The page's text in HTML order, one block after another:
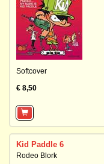
Softcover
€ 8,50
Kid Paddle 6
Rodeo Blork